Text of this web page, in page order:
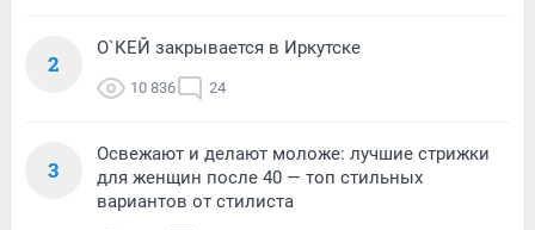
2
О`КЕЙ закрывается в Иркутске
10 836 24
3
Освежают и делают моложе: лучшие стрижки
для женщин после 40 — топ стильных
вариантов от стилиста